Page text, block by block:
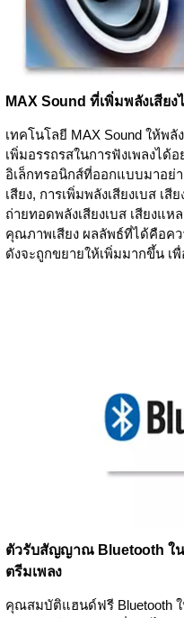
MAX Sound ที่เพิ่มพลังเสีย
เทคโนโลยี MAX Sound ให้พ
เพิ่มอรรถรสในการฟังเพลงได้
อิเล็กทรอนิกส์ที่ออกแบบมาอย่
เสียง, การเพิ่มพลังเสียงเบส เ
ถ่ายทอดพลังเสียงเบส เสียงแ
คุณภาพเสียง ผลลัพธ์ที่ได้คือคว
ดังจะถูกขยายให้เพิ่มมากขึ้น
ตัวรับสัญญาณ Bluetooth ใ
ตรีมเพลง
คุณสมบัติแฮนด์ฟรี Bluetooth